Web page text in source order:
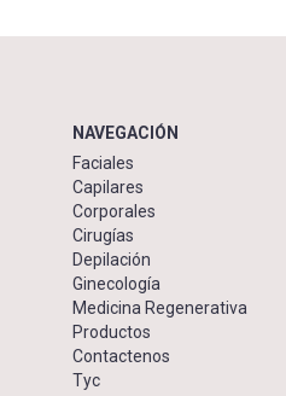
NAVEGACIÓN
Faciales
Capilares
Corporales
Cirugías
Depilación
Ginecología
Medicina Regenerativa
Productos
Contactenos
Tyc